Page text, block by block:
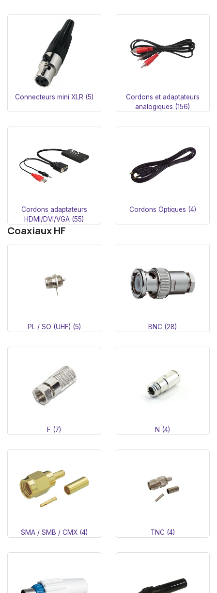
Connecteurs mini XLR (5)
Cordons et adaptateurs
analogiques (156)
Cordons adaptateurs
HDMI/DVI/VGA (55)
Cordons Optiques (4)
Coaxiaux HF
PL / SO (UHF) (5) BNC (28)
F (7) N (4)
SMA / SMB / CMX (4) TNC (4)